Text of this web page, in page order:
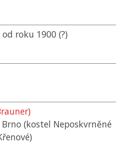
roku 1900 (?)
(kostel Neposkvrněné